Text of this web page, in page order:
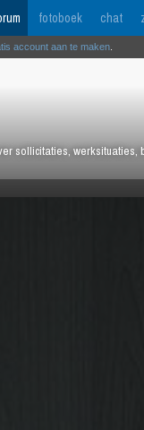
fotoboek chat
sollicitaties,
account aan te maken